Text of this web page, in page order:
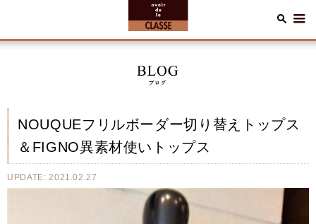
NOUQUEフリルボーダー切り替えトップス
＆FIGNO異素材使いトップス
UPDATE: 2021.02.27